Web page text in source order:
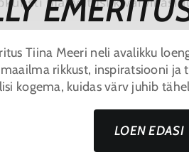
Tiina Meeri neli avalikku
rikkust, inspiratsiooni ja
kogema, kuidas värv juhib
LOEN EDASI